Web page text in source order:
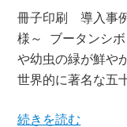
冊子印刷 導入事
様～ ブータンシ
や幼虫の緑が鮮や
世界的に著名な五
続きを読む